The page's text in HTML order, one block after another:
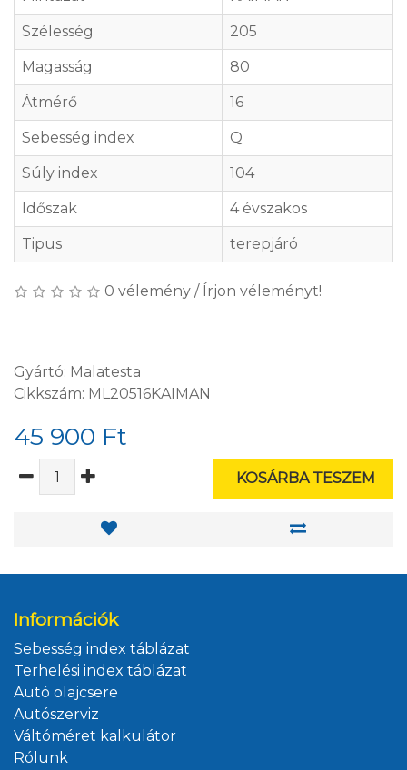
Szélesség 205
Magasság 80
Átmérő 16
Sebesség index Q
Súly index 104
Időszak 4 évszakos
Tipus terepjáró
0 vélemény / Írjon véleményt!
Gyártó: Malatesta
Cikkszám: ML20516KAIMAN
45 900 Ft
KOSÁRBA TESZEM
Információk
Sebesség index táblázat
Terhelési index táblázat
Autó olajcsere
Autószerviz
Váltóméret kalkulátor
Rólunk